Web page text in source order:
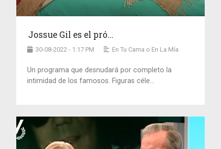
Jossue Gil es el pró...
30-08-2022 - 1:17 PM En Tu Cama o En La Mía
Un programa que desnudará por completo la
intimidad de los famosos. Figuras céle...